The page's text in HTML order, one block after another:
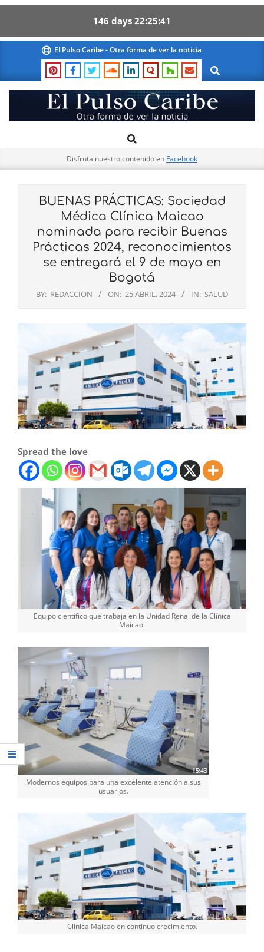
146 days 22 25 40
content
El Pulso Caribe - Otra forma de ver la noticia
Search
El
Pulso
Navigation
Search
Disfruta nuestro contenido en Facebook
BUENAS PRÁCTICAS: Sociedad
Médica Clínica Maicao
nominada para recibir Buenas
Prácticas 2024, reconocimientos
se entregará el 9 de mayo en
Bogotá
BY: REDACCION ON: 25 ABRIL, 2024 IN: SALUD
Spread the love
Equipo cientifico que trabaja en la Unidad Renal de la Clínica
Maicao.
Modernos equipos para una excelente atención a sus
usuarios.
Clinica Maicao en continuo crecimiento.